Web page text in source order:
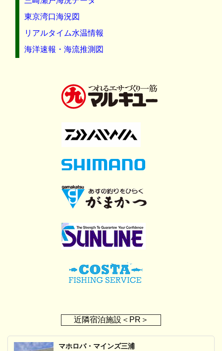
東京湾口海況図
リアルタイム水温情報
海洋速報・海流推測図
近隣宿泊施設＜PR＞
マホロバ・マインズ三浦